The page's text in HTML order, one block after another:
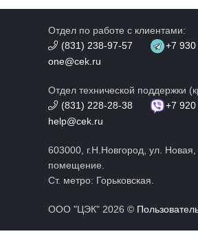
Отдел по работе с клиентами:
(831) 238-97-57
+7
one@cek.ru
Отдел технической поддержки
(831) 228-28-38
+7
help@cek.ru
603000, г.Н.Новгород, ул.
помещение.
Ст. метро: Горьковская.
ООО "ЦЭК" 2026 ©